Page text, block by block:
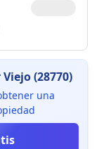
(28770)
una